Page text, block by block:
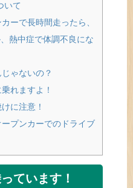
いて
ーで長時間走ったら、
熱中症で体調不良にな
ゃないの？
れますよ！
に注意！
プンカーでのドライブ
ています！